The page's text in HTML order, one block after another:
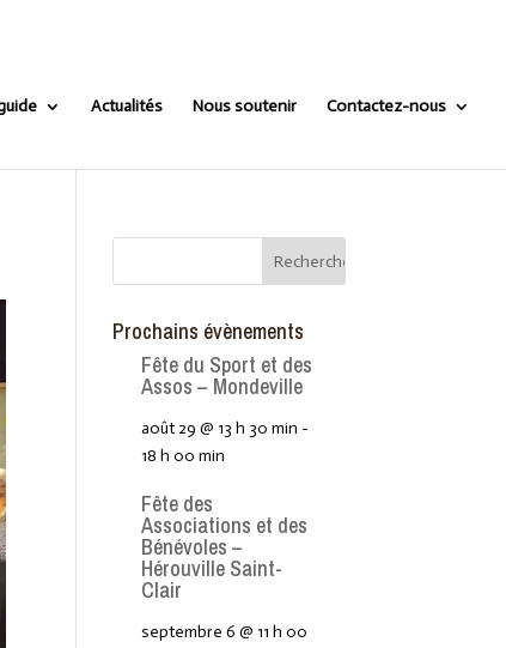
Actualités Nous soutenir Contactez-nous
Prochains évènements
Fête du Sport et des
Assos – Mondeville
août 29 @ 13 h 30 min -
18 h 00 min
Fête des
Associations et des
Bénévoles –
Hérouville Saint-
Clair
septembre 6 @ 11 h 00